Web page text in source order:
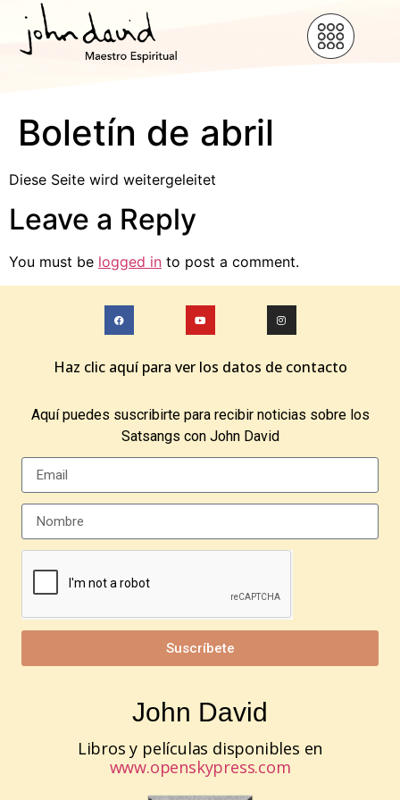
Boletín de abril
Diese Seite wird weitergeleitet
Leave a Reply
You must be logged in to post a comment.
Haz clic aquí para ver los datos de contacto
Aquí puedes suscribirte para recibir noticias sobre los
Satsangs con John David
Suscríbete
John David
Libros y películas disponibles en
www.openskypress.com